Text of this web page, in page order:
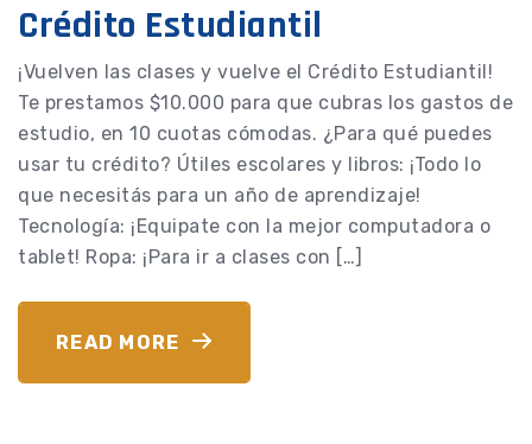
Crédito Estudiantil
¡Vuelven las clases y vuelve el Crédito Estudiantil!
Te prestamos $10.000 para que cubras los gastos de
estudio, en 10 cuotas cómodas. ¿Para qué puedes
usar tu crédito? Útiles escolares y libros: ¡Todo lo
que necesitás para un año de aprendizaje!
Tecnología: ¡Equipate con la mejor computadora o
tablet! Ropa: ¡Para ir a clases con […]
READ MORE